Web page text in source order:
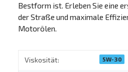
Bestform ist. Erleben Sie eine
der Straße und maximale
Motorölen.
Viskosität: 5W-30